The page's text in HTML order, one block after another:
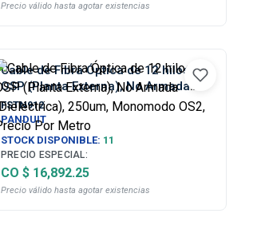
Precio válido hasta agotar existencias
Cable de Fibra Óptica de 12 hilos,
OSP (Planta Externa), No Armada
(Dieléctrica), 250um, Monomodo
OS2, Precio Por Metro
FSTN912
PANDUIT
STOCK DISPONIBLE: 11
PRECIO ESPECIAL:
CO $ 16,892.25
Precio válido hasta agotar existencias